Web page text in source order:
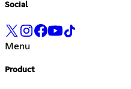
Social
Menu
Product